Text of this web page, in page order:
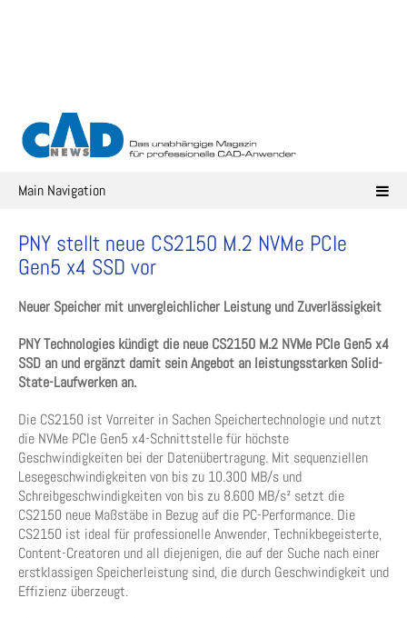
Main Navigation
PNY stellt neue CS2150 M.2 NVMe PCIe
Gen5 x4 SSD vor
Neuer Speicher mit unvergleichlicher Leistung und Zuverlässigkeit
PNY Technologies kündigt die neue CS2150 M.2 NVMe PCIe Gen5 x4
SSD an und ergänzt damit sein Angebot an leistungsstarken Solid-
State-Laufwerken an.
Die CS2150 ist Vorreiter in Sachen Speichertechnologie und nutzt
die NVMe PCIe Gen5 x4-Schnittstelle für höchste
Geschwindigkeiten bei der Datenübertragung. Mit sequenziellen
Lesegeschwindigkeiten von bis zu 10.300 MB/s und
Schreibgeschwindigkeiten von bis zu 8.600 MB/s² setzt die
CS2150 neue Maßstäbe in Bezug auf die PC-Performance. Die
CS2150 ist ideal für professionelle Anwender, Technikbegeisterte,
Content-Creatoren und all diejenigen, die auf der Suche nach einer
erstklassigen Speicherleistung sind, die durch Geschwindigkeit und
Effizienz überzeugt.